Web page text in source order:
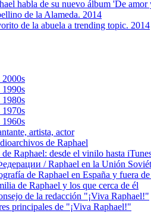
habla de su nuevo álbum 'De amor
de la Alameda. 2014
de la abuela a trending topic. 2014
2000s
1990s
1980s
1970s
1960s
artista, actor
de Raphael
Raphael: desde el vinilo hasta
/ Raphael en la Unión
de Raphael en España y fuera de
de Raphael y los que cerca de él
de la redacción "¡Viva Raphael!"
principales de "¡Viva Raphael!"